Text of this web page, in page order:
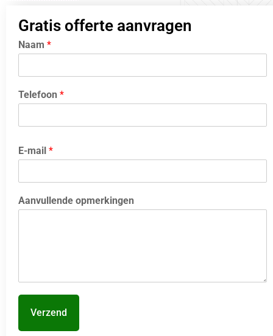
Gratis offerte aanvragen
Naam *
Telefoon *
E-mail *
Aanvullende opmerkingen
Verzend